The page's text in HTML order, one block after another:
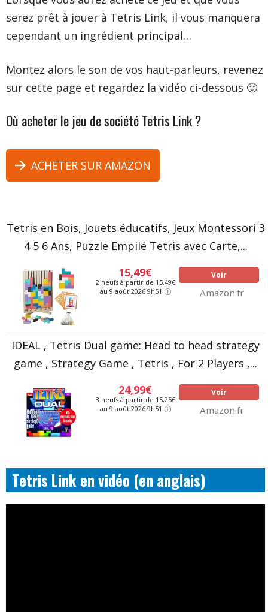
serez prêt à jouer à Tetris Link, il vous manquera
cependant un ingrédient principal…
Montez alors le son de vos haut-parleurs, revenez
sur cette page et regardez la vidéo ci-dessous 🙂
Où acheter le jeu de société Tetris Link ?
ACHETER SUR AMAZON
Tetris en Bois, Jouets éducatifs, Jeux Montessori 3
4 5 6 Ans, Puzzle Empilé Tetris avec Carte,...
15,49€
2 neufs à partir de 15,49€
au 9 août 2026 9h51
Voir
Amazon.fr
IDEAL , Tetris Dual game: Head to head strategy
game , Strategy Game , Tetris , For 2 Players ,...
24,99€
3 neufs à partir de 15,25€
au 9 août 2026 9h51
Voir
Amazon.fr
Tetris Link en vidéo (en anglais)